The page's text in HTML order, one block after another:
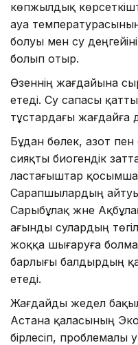
көпжылдық
ауа
болуы мен су
болып отыр.
Өзеннің жағдайына
етеді. Су сапасы
тұстардағы жағдайға
Бұдан бөлек, азот
сияқты биогендік
ластағыштар қосымша
Сарапшылардың
Сарыбұлақ және
ағынды сулардың
жоққа шығаруға
барлығы балдырдың
етеді.
Жағдайды жедел
Астана қаласының
бірлесіп, проблемалы